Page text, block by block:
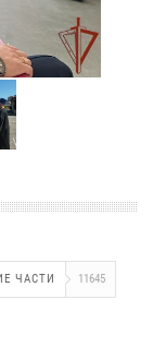
ЧАСТИ 11645